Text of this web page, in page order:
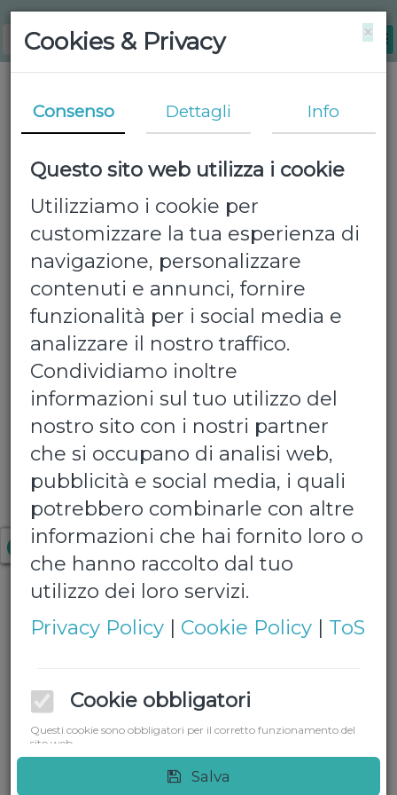
Lauretana 0,500
Confezione da 24 bottiglie 0,500 ml
€ 12,00
Quantita':
Aggiungi al carrello
×
Cookies & Privacy
Consenso Dettagli Info
Questo sito web utilizza i cookie
Utilizziamo i cookie per
customizzare la tua esperienza di
navigazione, personalizzare
contenuti e annunci, fornire
funzionalità per i social media e
analizzare il nostro traffico.
Condividiamo inoltre
informazioni sul tuo utilizzo del
nostro sito con i nostri partner
che si occupano di analisi web,
pubblicità e social media, i quali
potrebbero combinarle con altre
informazioni che hai fornito loro o
che hanno raccolto dal tuo
utilizzo dei loro servizi.
Privacy Policy
Cookie Policy ToS
Cookie obbligatori
Questi cookie sono obbligatori per il corretto funzionamento del
sito web.
Cookie funzionali
Salva